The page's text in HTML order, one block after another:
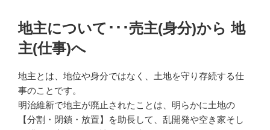
地主について･･･売主(身分)から 地
主(仕事)へ
地主とは、地位や身分ではなく、土地を守り存続する仕
事のことです。
明治維新で地主が廃止されたことは、明らかに土地の
【分割・閉鎖・放置】を助長して、乱開発や空き家そし